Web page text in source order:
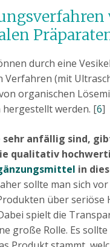
durch eine
Verfahren (mit
organischen
werden. [6]
sehr anfällig sind,
qualitativ
in
sollte man sich
über seriöse
spielt die
große Rolle. Es